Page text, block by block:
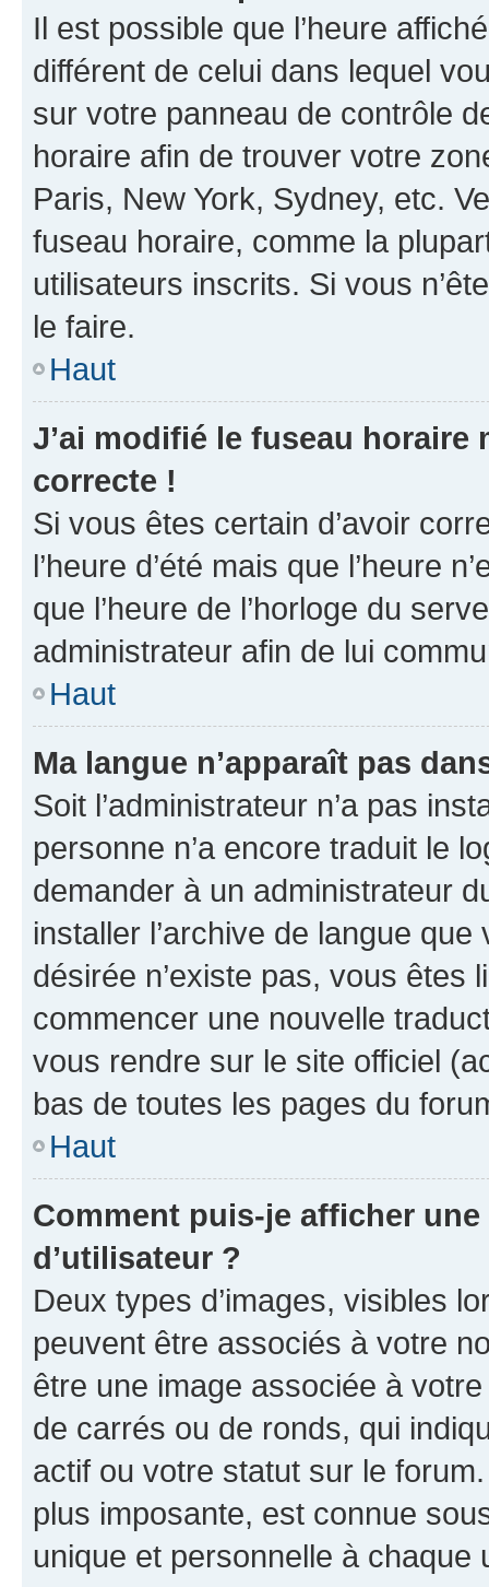
Il est possible que l’heure
différent de celui dans lequel
sur votre panneau de contrôle
horaire afin de trouver votre
Paris, New York, Sydney, etc.
fuseau horaire, comme la
utilisateurs inscrits. Si vous
le faire.
Haut
J’ai modifié le fuseau horaire
correcte !
Si vous êtes certain d’avoir
l’heure d’été mais que l’heure
que l’heure de l’horloge du
administrateur afin de lui
Haut
Ma langue n’apparaît pas
Soit l’administrateur n’a pas
personne n’a encore traduit le
demander à un administrateur
installer l’archive de langue
désirée n’existe pas, vous êtes
commencer une nouvelle
vous rendre sur le site officiel
bas de toutes les pages du
Haut
Comment puis-je afficher
d’utilisateur ?
Deux types d’images, visibles
peuvent être associés à votre
être une image associée à
de carrés ou de ronds, qui
actif ou votre statut sur le
plus imposante, est connue
unique et personnelle à chaque